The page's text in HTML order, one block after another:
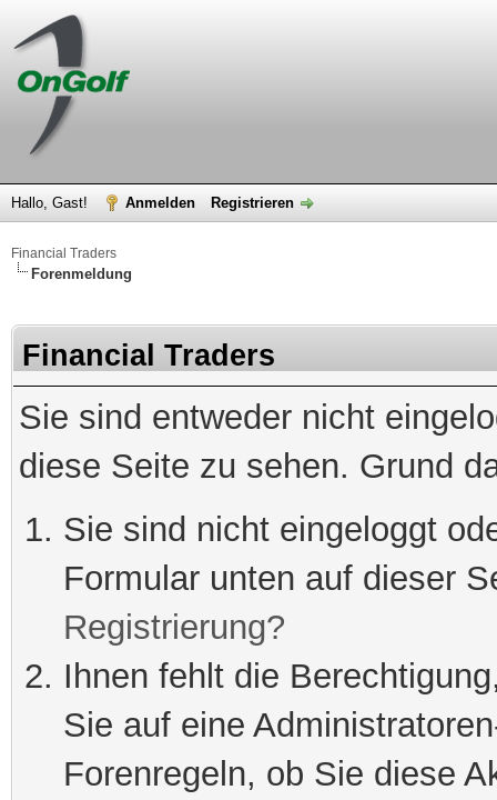
Hallo, Gast! Anmelden Registrieren
Financial Traders
Forenmeldung
Financial Traders
Sie sind entweder nicht
diese Seite zu sehen. Grund
Sie sind nicht eingeloggt
Formular unten auf dieser
Registrierung?
Ihnen fehlt die
Sie auf eine
Forenregeln, ob Sie diese